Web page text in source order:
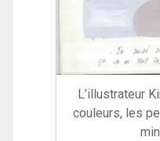
L’illustrateur
couleurs, les